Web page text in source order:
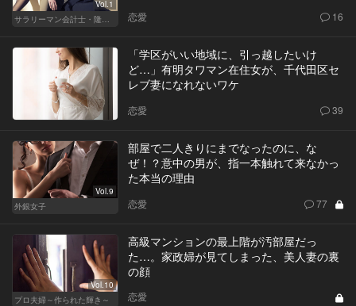
Vol.1
恋愛 16
「学区がいい地域に、引っ越したいけ
ど…」有明タワマン在住女が、千代田区セ
レブ妻になれないワケ
恋愛 39
Vol.9
外銀女子
部屋で二人きりにまでなったのに、な
ぜ！？意中の男が、指一本触れて来なかっ
た本当の理由
恋愛 77
Vol.10
プロ夫婦～作られた輝き～
高級マンションの最上階が汚部屋だっ
た…。家政婦が見てしまった、美人妻の裏
の顔
恋愛